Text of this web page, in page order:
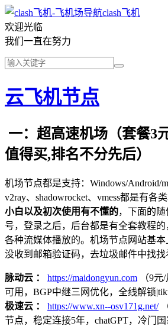
clash飞机
欢迎光临
我们一直在努力
云飞机节点
一：超高速机场（套餐3
值得买,排名不分先后）
机场节点都是支持：Windows/Android/
v2ray、shadowrocket、vmess都是有各
小白以及初次使用有不懂的，下面的
号，登录之后，后台都是有全套教程
各种流媒体播放的。机场节点网站基
没收到邮箱验证码，去垃圾邮件中找找
脉动云 ： https://maidongyun.com （9元
可用，BGP中继三网优化，全线解锁
极速云 ：
https://www.xn--osv171g.net/
节点，稳定连接5年，chatGPT，冷门国